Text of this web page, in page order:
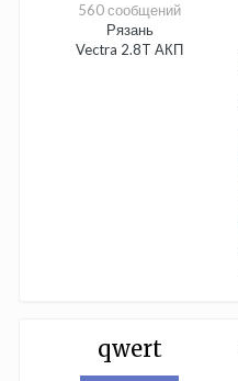
560 сообщений
Рязань
Vectra 2.8T АКП
qwert